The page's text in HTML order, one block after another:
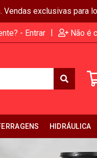
Vendas exclusivas para
- Entrar | Não é
HIDRÁULICA